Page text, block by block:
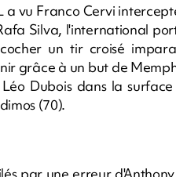
a vu Franco Cervi
Silva, l'international
un tir croisé
grâce à un but de
Dubois dans la
(70).
par une erreur